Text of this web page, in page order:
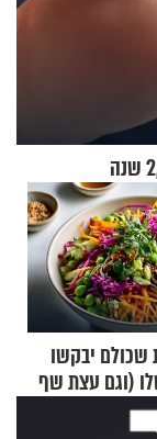
שכולם יבקשו
(וגם עצת שף